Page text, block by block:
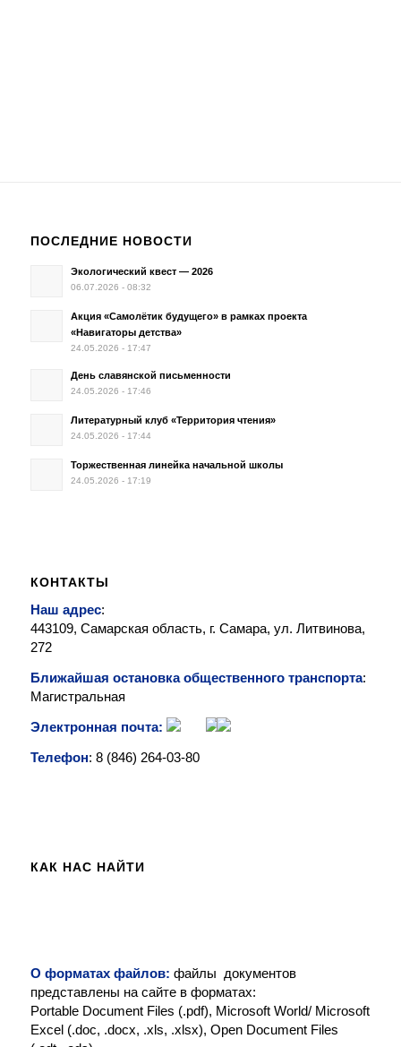
ПОСЛЕДНИЕ НОВОСТИ
Экологический квест — 2026
06.07.2026 - 08:32
Акция «Самолётик будущего» в рамках проекта
«Навигаторы детства»
24.05.2026 - 17:47
День славянской письменности
24.05.2026 - 17:46
Литературный клуб «Территория чтения»
24.05.2026 - 17:44
Торжественная линейка начальной школы
24.05.2026 - 17:19
КОНТАКТЫ
Наш адрес:
443109, Самарская область, г. Самара, ул. Литвинова,
272
Ближайшая остановка общественного транспорта:
Магистральная
Электронная почта:
Телефон: 8 (846) 264-03-80
КАК НАС НАЙТИ
О форматах файлов: файлы документов
представлены на сайте в форматах:
Portable Document Files (.pdf), Microsoft World/ Microsoft
Excel (.doc, .docx, .xls, .xlsx), Open Document Files